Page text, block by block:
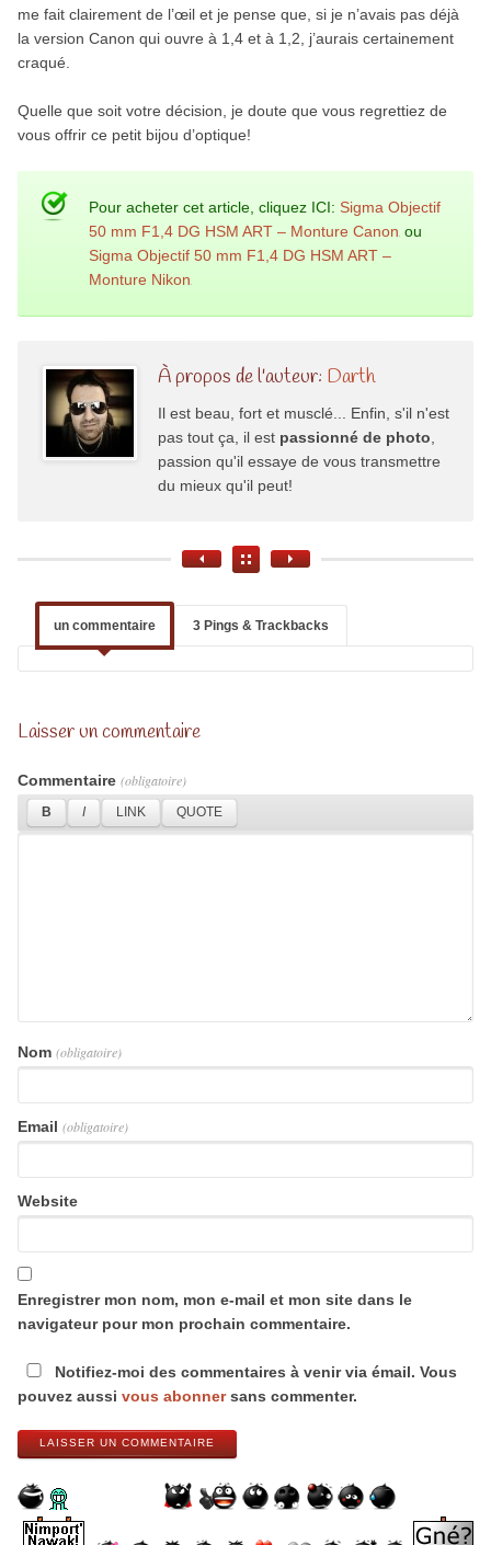
me fait clairement de l’œil et je pense que, si je n’avais pas déjà
la version Canon qui ouvre à 1,4 et à 1,2, j’aurais certainement
craqué.
Quelle que soit votre décision, je doute que vous regrettiez de
vous offrir ce petit bijou d’optique!
Pour acheter cet article, cliquez ICI: Sigma Objectif
50 mm F1,4 DG HSM ART – Monture Canon ou
Sigma Objectif 50 mm F1,4 DG HSM ART –
Monture Nikon
À propos de l'auteur: Darth
Il est beau, fort et musclé... Enfin, s'il n'est
pas tout ça, il est passionné de photo
passion qu'il essaye de vous transmettre
du mieux qu'il peut!
un commentaire 3 Pings & Trackbacks
Laisser un commentaire
Commentaire (obligatoire)
Nom (obligatoire)
Email (obligatoire)
Website
Enregistrer mon nom, mon e-mail et mon site dans le
navigateur pour mon prochain commentaire.
Notifiez-moi des commentaires à venir via émail. Vous
pouvez aussi vous abonnersans commenter.
LAISSER UN COMMENTAIRE